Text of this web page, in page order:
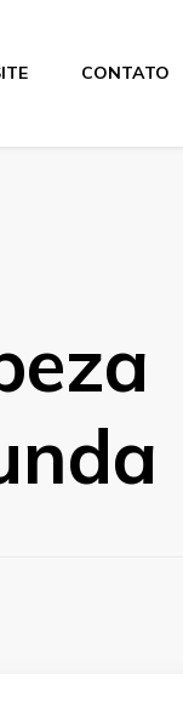
CONTATO